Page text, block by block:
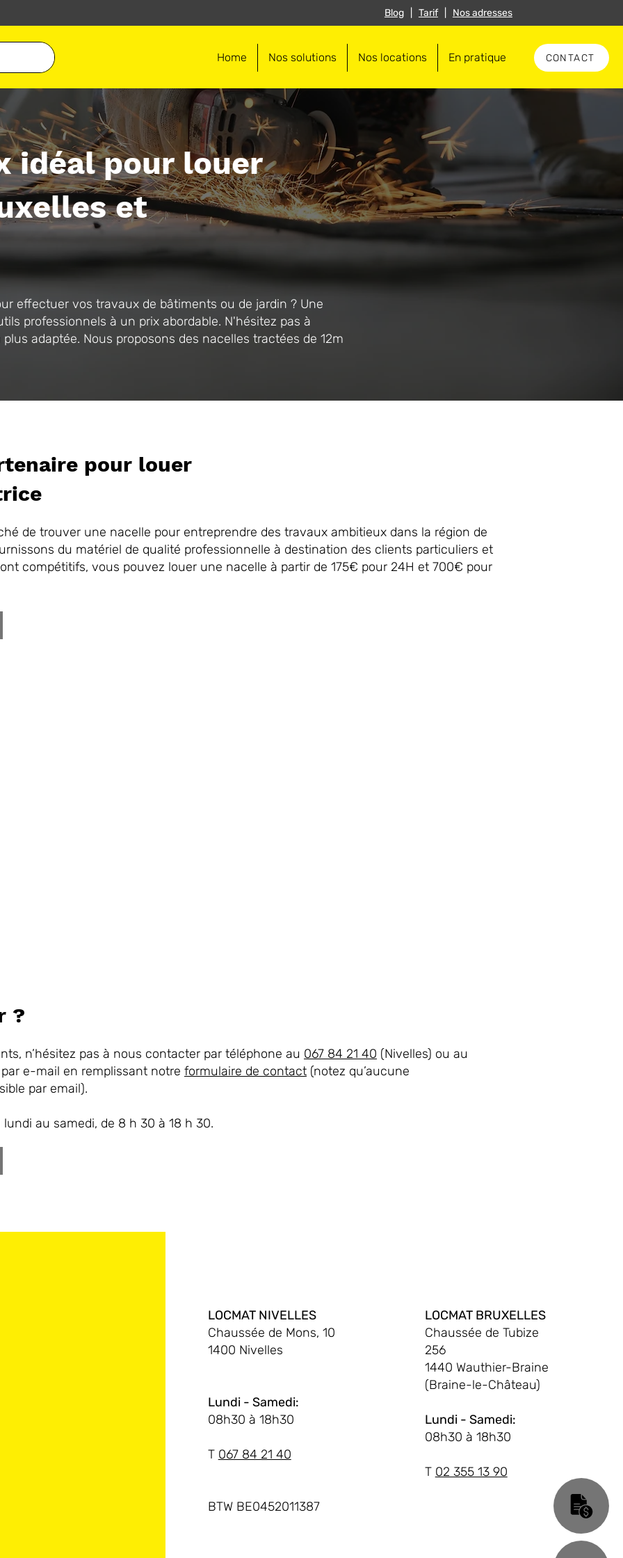
Home Nos solutions Nos locations En pratique CONTACT
Blog| Tarif| Nos adresses
idéal pour louer
et
effectuer vos travaux de bâtiments ou de jardin ? Une
professionnels à un prix abordable. N'hésitez pas à
adaptée. Nous proposons des nacelles tractées de 12m
pour louer
de trouver une nacelle pour entreprendre des travaux ambitieux dans la région de
du matériel de qualité professionnelle à destination des clients particuliers et
compétitifs, vous pouvez louer une nacelle à partir de 175€ pour 24H et 700€ pour
?
n’hésitez pas à nous contacter par téléphone au 067 84 21 40 (Nivelles) ou au
e-mail en remplissant notre formulaire de contact (notez qu’aucune
par email).
au samedi, de 8 h 30 à 18 h 30.
LOCMAT NIVELLES
Chaussée de Mons, 10
1400 Nivelles
Lundi - Samedi:
08h30 à 18h30
T 067 84 21 40
BTW BE0452011387
LOCMAT BRUXELLES
Chaussée de Tubize
256
1440 Wauthier-Braine
(Braine-le-Château)
Lundi - Samedi:
08h30 à 18h30
T 02 355 13 90